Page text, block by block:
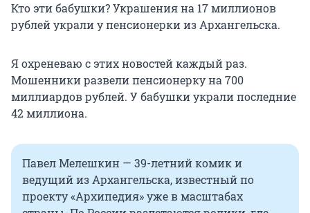
Кто эти бабушки? Украшения на 17 миллионов
рублей украли у пенсионерки из Архангельска.
Я охреневаю с этих новостей каждый раз.
Мошенники развели пенсионерку на 700
миллиардов рублей. У бабушки украли последние
42 миллиона.
Павел Мелешкин — 39-летний комик и
ведущий из Архангельска, известный по
проекту «Архипедия» уже в масштабах